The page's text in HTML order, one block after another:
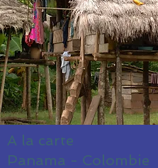
A la carte
Panama - Colombie